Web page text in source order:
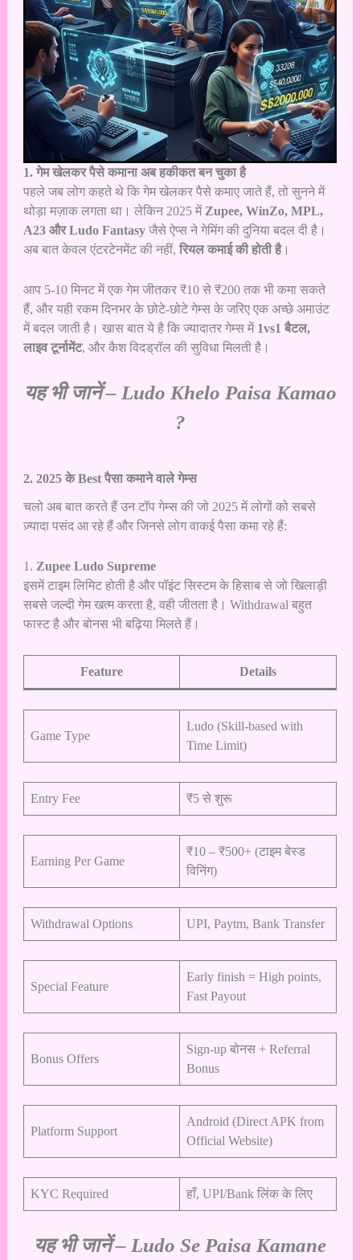
1. गेम खेलकर पैसे कमाना अब हकीकत बन चुका है
पहले जब लोग कहते थे कि गेम खेलकर पैसे कमाए जाते हैं, तो सुनने में
थोड़ा मज़ाक लगता था। लेकिन 2025 में Zupee, WinZo, MPL,
A23 और Ludo Fantasyजैसे ऐप्स ने गेमिंग की दुनिया बदल दी है।
अब बात केवल एंटरटेनमेंट की नहीं, रियल कमाई की होती है।
आप 5-10 मिनट में एक गेम जीतकर ₹10 से ₹200 तक भी कमा सकते
हैं, और यही रकम दिनभर के छोटे-छोटे गेम्स के जरिए एक अच्छे अमाउंट
में बदल जाती है। खास बात ये है कि ज्यादातर गेम्स में 1vs1 बैटल,
लाइव टूर्नामेंट, और कैश विदड्रॉल की सुविधा मिलती है।
यह भी जानें – Ludo Khelo Paisa Kamao
?
2. 2025 के Best पैसा कमाने वाले गेम्स
चलो अब बात करते हैं उन टॉप गेम्स की जो 2025 में लोगों को सबसे
ज़्यादा पसंद आ रहे हैं और जिनसे लोग वाकई पैसा कमा रहे हैं:
1. Zupee Ludo Supreme
इसमें टाइम लिमिट होती है और पॉइंट सिस्टम के हिसाब से जो खिलाड़ी
सबसे जल्दी गेम खत्म करता है, वही जीतता है। Withdrawal बहुत
फास्ट है और बोनस भी बढ़िया मिलते हैं।
Feature Details
Game Type
Ludo (Skill-based with
Time Limit)
Entry Fee ₹5 से शुरू
Earning Per Game
₹10 – ₹500+ (टाइम बेस्ड
विनिंग)
Withdrawal Options UPI, Paytm, Bank Transfer
Special Feature
Early finish = High points,
Fast Payout
Bonus Offers
Sign-up बोनस + Referral
Bonus
Platform Support
Android (Direct APK from
Official Website)
KYC Required हाँ, UPI/Bank लिंक के लिए
यह भी जानें – Ludo Se Paisa Kamane